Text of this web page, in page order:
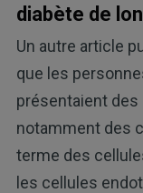
diabète de
Un autre article
que les
présentaient
notamment des
terme des
les cellules